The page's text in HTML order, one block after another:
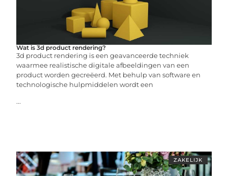
Wat is 3d product rendering?
3d product rendering is een geavanceerde techniek
waarmee realistische digitale afbeeldingen van een
product worden gecreëerd. Met behulp van software en
technologische hulpmiddelen wordt een
...
ZAKELIJK